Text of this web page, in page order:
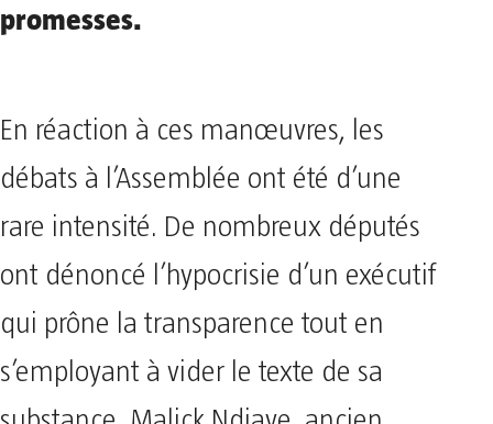
promesses.
En réaction à ces manœuvres, les
débats à l’Assemblée ont été d’une
rare intensité. De nombreux députés
ont dénoncé l’hypocrisie d’un exécutif
qui prône la transparence tout en
s’employant à vider le texte de sa